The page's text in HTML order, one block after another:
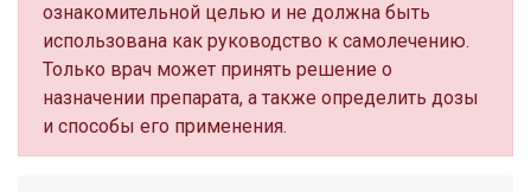
ознакомительной целью и не должна быть
использована как руководство к самолечению.
Только врач может принять решение о
назначении препарата, а также определить дозы
и способы его применения.